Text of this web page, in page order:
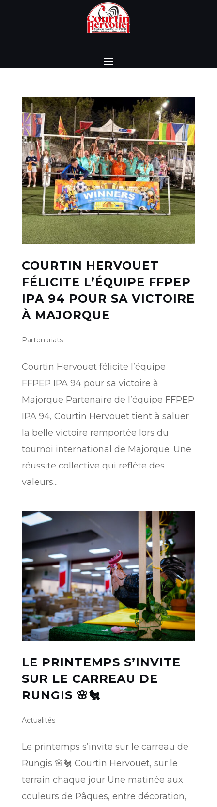
COURTIN HERVOUET
FÉLICITE L’ÉQUIPE FFPEP
IPA 94 POUR SA VICTOIRE
À MAJORQUE
Partenariats
Courtin Hervouet félicite l’équipe
FFPEP IPA 94 pour sa victoire à
Majorque Partenaire de l’équipe FFPEP
IPA 94, Courtin Hervouet tient à saluer
la belle victoire remportée lors du
tournoi international de Majorque. Une
réussite collective qui reflète des
valeurs...
LE PRINTEMPS S’INVITE
SUR LE CARREAU DE
RUNGIS 🌸🐔
Actualités
Le printemps s’invite sur le carreau de
Rungis 🌸🐔 Courtin Hervouet, sur le
terrain chaque jour Une matinée aux
couleurs de Pâques, entre décoration,